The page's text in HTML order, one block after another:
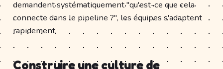
demandent systématiquement "qu'est-ce que cela
connecte dans le pipeline ?", les équipes s'adaptent
rapidement.
Construire une culture de